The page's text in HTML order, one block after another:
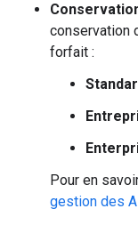
conservation
forfait :
Pour en
gestion des